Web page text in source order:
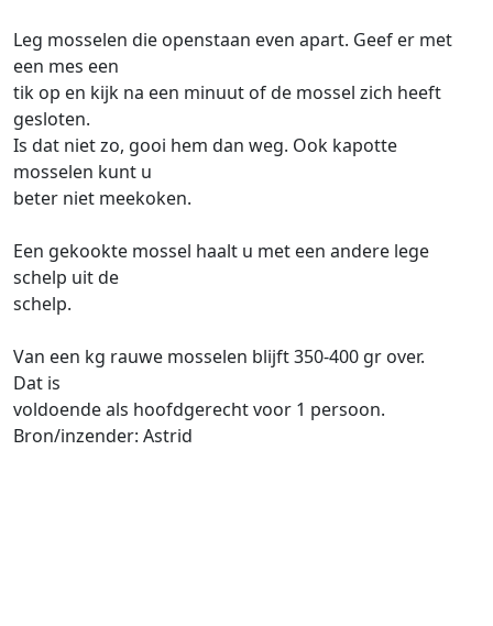
Leg mosselen die openstaan even apart. Geef er met
een mes een
tik op en kijk na een minuut of de mossel zich heeft
gesloten.
Is dat niet zo, gooi hem dan weg. Ook kapotte
mosselen kunt u
beter niet meekoken.
Een gekookte mossel haalt u met een andere lege
schelp uit de
schelp.
Van een kg rauwe mosselen blijft 350-400 gr over.
Dat is
voldoende als hoofdgerecht voor 1 persoon.
Bron/inzender: Astrid